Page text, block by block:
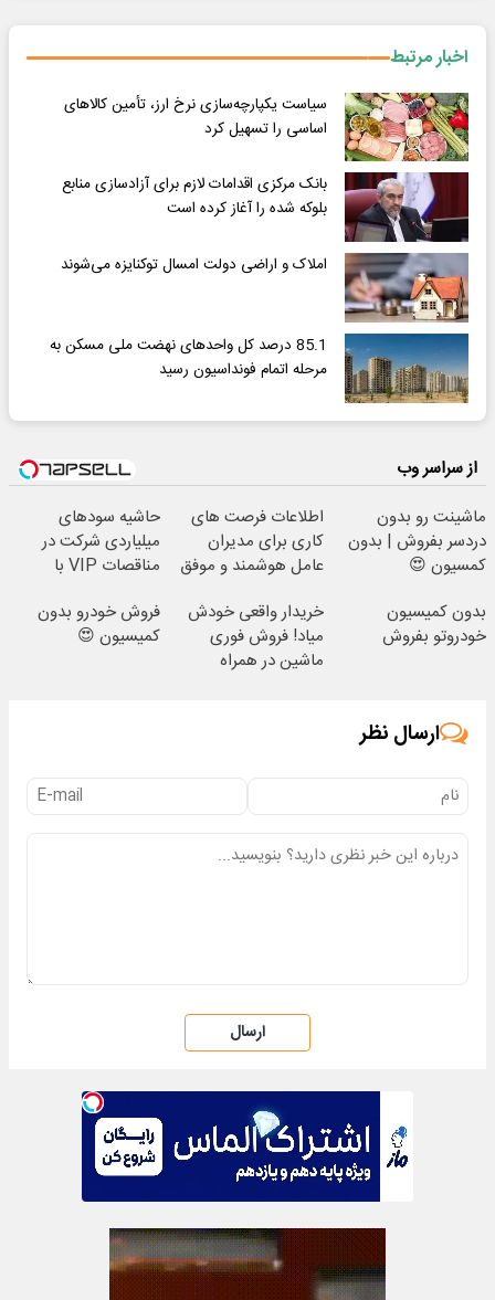
اخبار مرتبط
سیاست یکپارچه‌سازی نرخ ارز، تأمین کالاهای
اساسی را تسهیل کرد
بانک مرکزی اقدامات لازم برای آزادسازی منابع
بلوکه شده را آغاز کرده است
املاک و اراضی دولت امسال توکنایزه می‌شوند
85.1 درصد کل واحدهای نهضت ملی مسکن به
مرحله اتمام فونداسیون رسید
از سراسر وب
ماشینت رو بدون
دردسر بفروش | بدون
کمسیون 😍
اطلاعات فرصت های
کاری برای مدیران
عامل هوشمند و موفق
حاشیه سودهای
میلیاردی شرکت در
مناقصات VIP با
بدون کمیسیون
خودروتو بفروش
خریدار واقعی خودش
میاد! فروش فوری
ماشین در همراه
فروش خودرو بدون
کمیسیون 😍
ارسال نظر
ارسال